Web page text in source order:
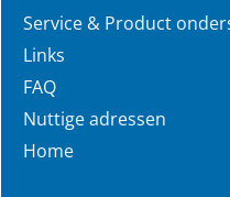
Service & Product
Links
FAQ
Nuttige adressen
Home